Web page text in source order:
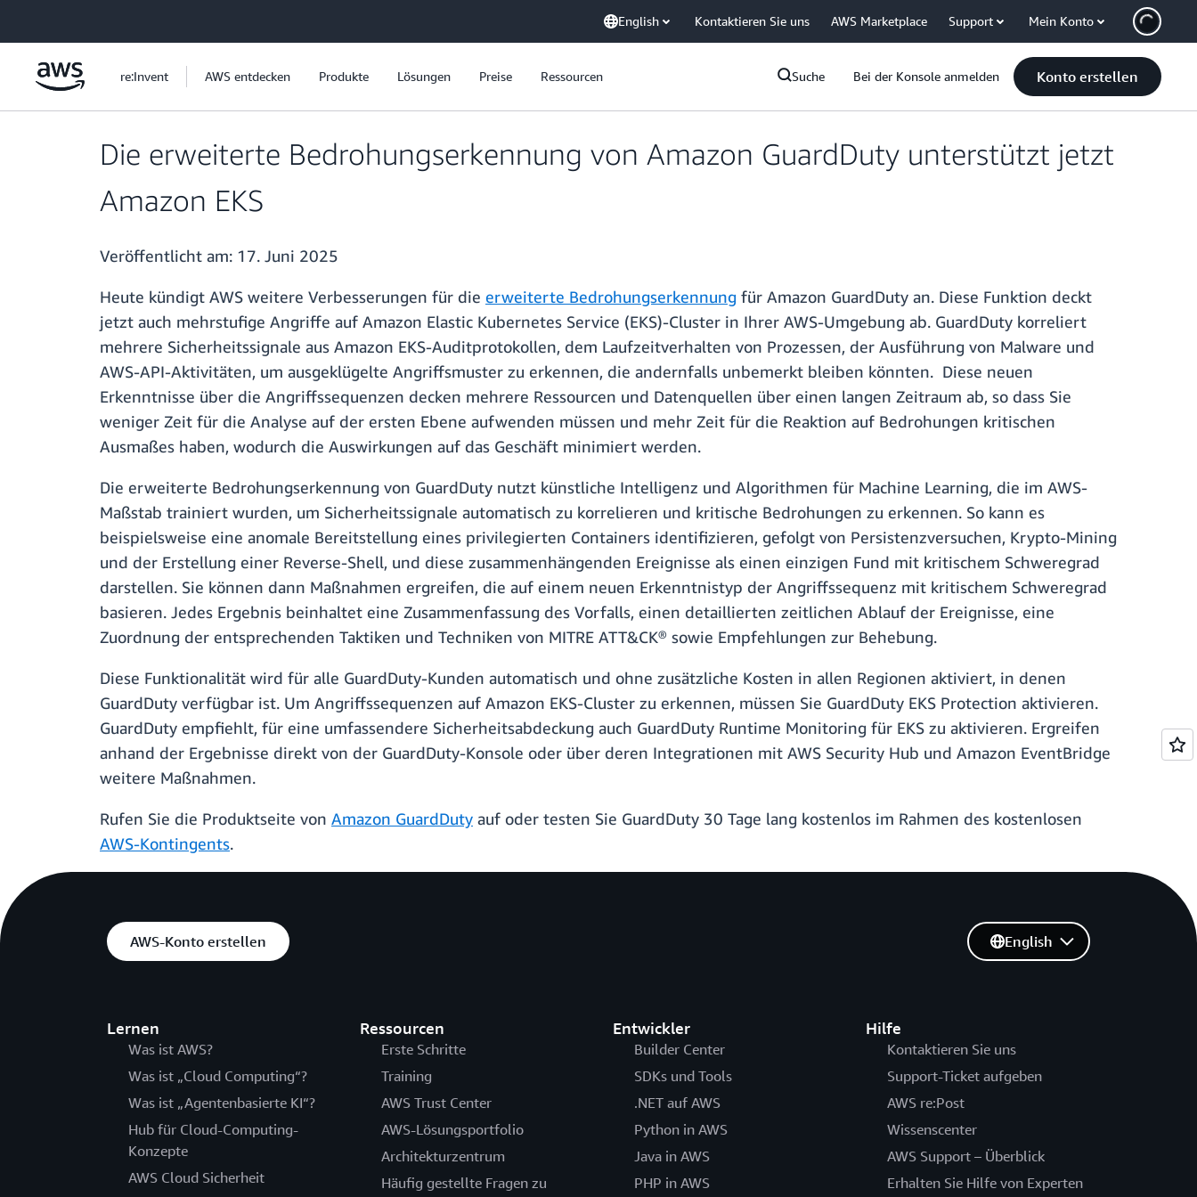
English Kontaktieren Sie uns AWS Marketplace Support Mein Konto
re:Invent AWS entdecken Produkte Lösungen Preise Ressourcen Suche Bei der Konsole anmelden Konto erstellen
Die erweiterte Bedrohungserkennung von Amazon GuardDuty unterstützt jetzt
Amazon EKS
Veröffentlicht am: 17. Juni 2025
Heute kündigt AWS weitere Verbesserungen für die erweiterte Bedrohungserkennung für Amazon GuardDuty an. Diese Funktion deckt
jetzt auch mehrstufige Angriffe auf Amazon Elastic Kubernetes Service (EKS)-Cluster in Ihrer AWS-Umgebung ab. GuardDuty korreliert
mehrere Sicherheitssignale aus Amazon EKS-Auditprotokollen, dem Laufzeitverhalten von Prozessen, der Ausführung von Malware und
AWS-API-Aktivitäten, um ausgeklügelte Angriffsmuster zu erkennen, die andernfalls unbemerkt bleiben könnten. Diese neuen
Erkenntnisse über die Angriffssequenzen decken mehrere Ressourcen und Datenquellen über einen langen Zeitraum ab, so dass Sie
weniger Zeit für die Analyse auf der ersten Ebene aufwenden müssen und mehr Zeit für die Reaktion auf Bedrohungen kritischen
Ausmaßes haben, wodurch die Auswirkungen auf das Geschäft minimiert werden.
Die erweiterte Bedrohungserkennung von GuardDuty nutzt künstliche Intelligenz und Algorithmen für Machine Learning, die im AWS-
Maßstab trainiert wurden, um Sicherheitssignale automatisch zu korrelieren und kritische Bedrohungen zu erkennen. So kann es
beispielsweise eine anomale Bereitstellung eines privilegierten Containers identifizieren, gefolgt von Persistenzversuchen, Krypto-Mining
und der Erstellung einer Reverse-Shell, und diese zusammenhängenden Ereignisse als einen einzigen Fund mit kritischem Schweregrad
darstellen. Sie können dann Maßnahmen ergreifen, die auf einem neuen Erkenntnistyp der Angriffssequenz mit kritischem Schweregrad
basieren. Jedes Ergebnis beinhaltet eine Zusammenfassung des Vorfalls, einen detaillierten zeitlichen Ablauf der Ereignisse, eine
Zuordnung der entsprechenden Taktiken und Techniken von MITRE ATT&CK® sowie Empfehlungen zur Behebung.
Diese Funktionalität wird für alle GuardDuty-Kunden automatisch und ohne zusätzliche Kosten in allen Regionen aktiviert, in denen
GuardDuty verfügbar ist. Um Angriffssequenzen auf Amazon EKS-Cluster zu erkennen, müssen Sie GuardDuty EKS Protection aktivieren.
GuardDuty empfiehlt, für eine umfassendere Sicherheitsabdeckung auch GuardDuty Runtime Monitoring für EKS zu aktivieren. Ergreifen
anhand der Ergebnisse direkt von der GuardDuty-Konsole oder über deren Integrationen mit AWS Security Hub und Amazon EventBridge
weitere Maßnahmen.
Rufen Sie die Produktseite von Amazon GuardDuty auf oder testen Sie GuardDuty 30 Tage lang kostenlos im Rahmen des kostenlosen
AWS-Kontingents.
AWS-Konto erstellen
Lernen
Was ist AWS?
Was ist „Cloud Computing“?
Was ist „Agentenbasierte KI“?
Hub für Cloud-Computing-
Konzepte
AWS Cloud Sicherheit
Ressourcen
Erste Schritte
Training
AWS Trust Center
AWS-Lösungsportfolio
Architekturzentrum
Häufig gestellte Fragen zu
Entwickler
Builder Center
SDKs und Tools
.NET auf AWS
Python in AWS
Java in AWS
PHP in AWS
Hilfe
Kontaktieren Sie uns
Support-Ticket aufgeben
AWS re:Post
Wissenscenter
AWS Support – Überblick
Erhalten Sie Hilfe von Experten
English